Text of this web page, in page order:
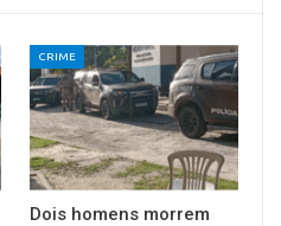
CRIME
Dois homens morrem